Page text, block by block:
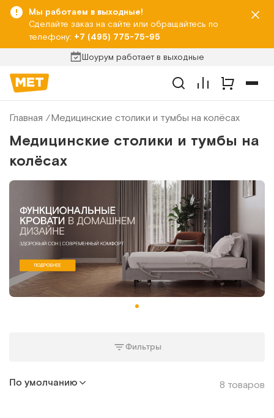
Мы работаем в выходные!
Сделайте заказ на сайте или обращайтесь по
телефону: +7 (495) 775-75-95
Шоурум работает в выходные
Главная Медицинские столики и тумбы на колёсах
Медицинские столики и тумбы на
колёсах
Фильтры
По умолчанию 8 товаров